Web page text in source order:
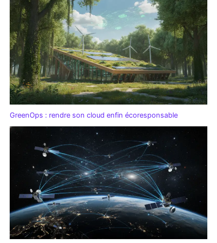
GreenOps : rendre son cloud enfin écoresponsable